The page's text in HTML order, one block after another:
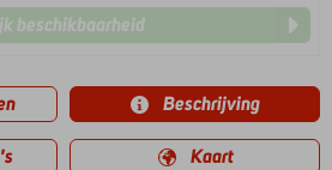
beschikbaarheid
Beschrijving
Kaart